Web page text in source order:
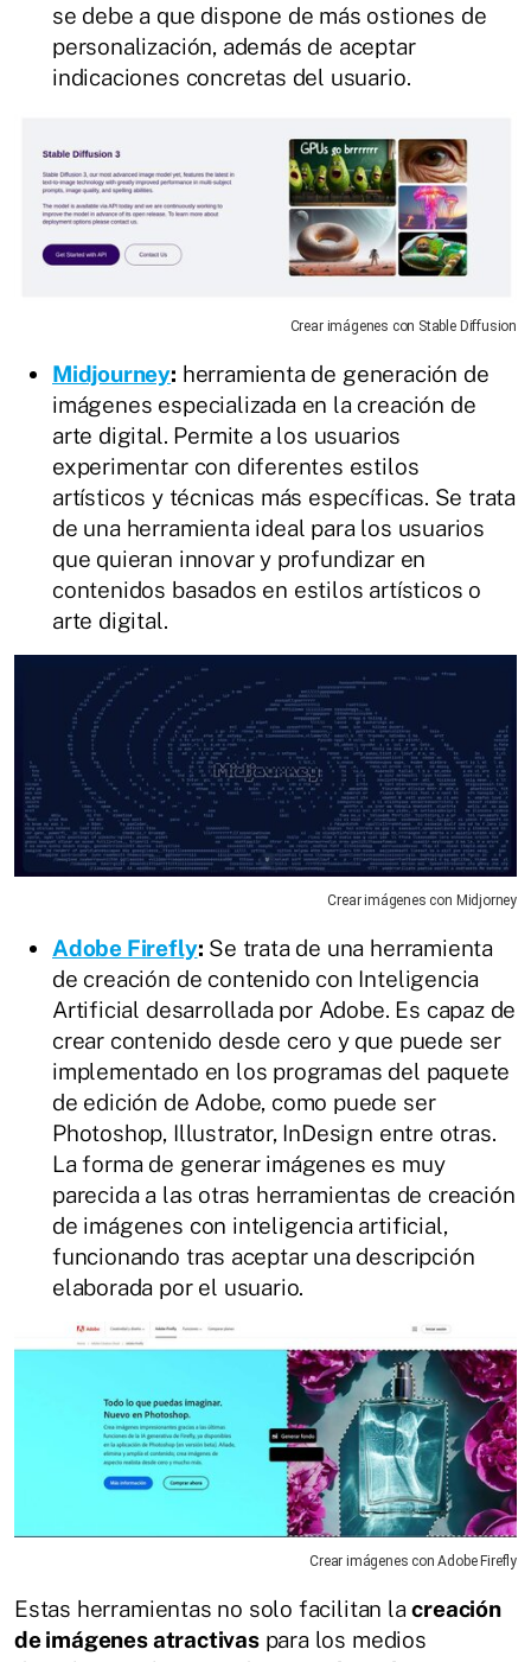
se debe a que dispone de más ostiones de
personalización, además de aceptar
indicaciones concretas del usuario.
Crear imágenes con Stable Diffusion
Midjourney: herramienta de generación de
imágenes especializada en la creación de
arte digital. Permite a los usuarios
experimentar con diferentes estilos
artísticos y técnicas más específicas. Se trata
de una herramienta ideal para los usuarios
que quieran innovar y profundizar en
contenidos basados en estilos artísticos o
arte digital.
Crear imágenes con Midjorney
Adobe Firefly: Se trata de una herramienta
de creación de contenido con Inteligencia
Artificial desarrollada por Adobe. Es capaz de
crear contenido desde cero y que puede ser
implementado en los programas del paquete
de edición de Adobe, como puede ser
Photoshop, Illustrator, InDesign entre otras.
La forma de generar imágenes es muy
parecida a las otras herramientas de creación
de imágenes con inteligencia artificial,
funcionando tras aceptar una descripción
elaborada por el usuario.
Crear imágenes con Adobe Firefly
Estas herramientas no solo facilitan lacreación
de imágenes atractivaspara los medios